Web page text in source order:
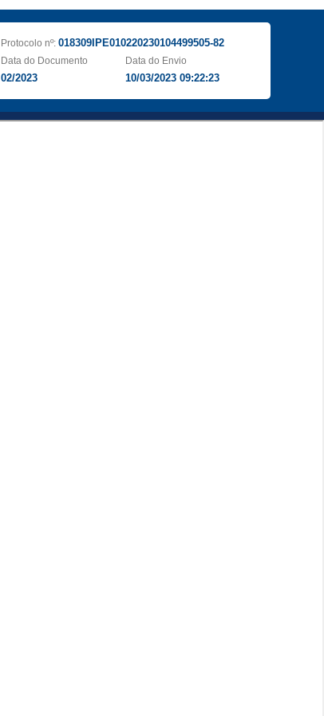
Protocolo nº: 018309IPE010220230104499505-82
Data do Documento
02/2023
Data do Envio
10/03/2023 09:22:23